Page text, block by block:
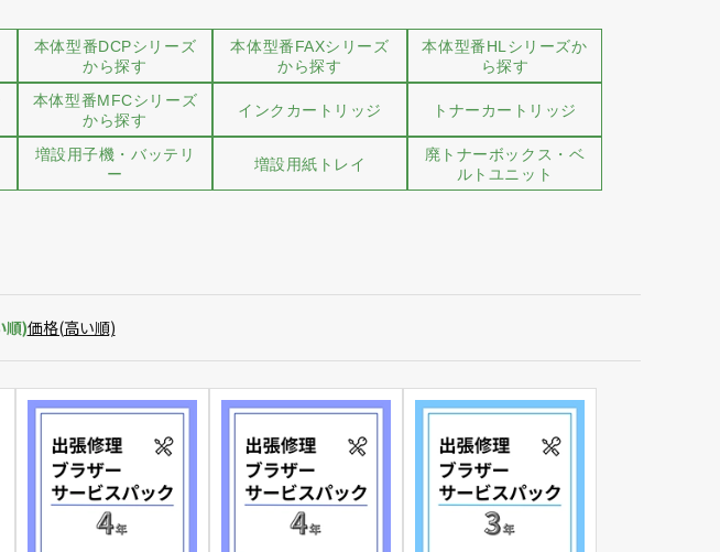
本体型番DCPシリーズ
から探す
本体型番FAXシリーズ
から探す
本体型番HLシリーズか
ら探す
本体型番MFCシリーズ
から探す
インクカートリッジ トナーカートリッジ
増設用子機・バッテリ
ー
増設用紙トレイ
廃トナーボックス・ベ
ルトユニット
順)価格(高い順)